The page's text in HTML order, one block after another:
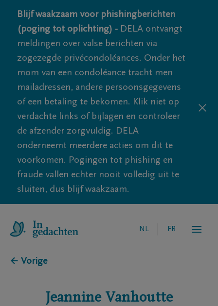
Blijf waakzaam voor phishingberichten
(poging tot oplichting) - DELA ontvangt
meldingen over valse berichten via
zogezegde privécondoléances. Onder het
mom van een condoléance tracht men
mailadressen, andere persoonsgegevens
of een betaling te bekomen. Klik niet op
verdachte links of bijlagen en controleer
de afzender zorgvuldig. DELA
onderneemt meerdere acties om dit te
voorkomen. Pogingen tot phishing en
fraude vallen echter nooit volledig uit te
sluiten, dus blijf waakzaam.
NL FR
← Vorige
Jeannine Vanhoutte